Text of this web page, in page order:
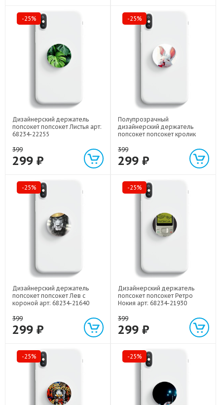
-25%
Дизайнерский держатель
попсокет попсокет Листья арт:
68234-22255
399
299 ₽
-25%
Полупрозрачный
дизайнерский держатель
попсокет попсокет кролик
399
299 ₽
-25%
Дизайнерский держатель
попсокет попсокет Лев с
короной арт: 68234-21640
399
299 ₽
-25%
Дизайнерский держатель
попсокет попсокет Ретро
Нокия арт: 68234-21930
399
299 ₽
-25% -25%